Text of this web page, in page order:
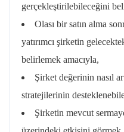
gerçekleştirilebileceğini
Olası bir satın alma
yatırımcı şirketin
belirlemek amacıyla,
Şirket değerinin nasıl
stratejilerinin
Şirketin mevcut